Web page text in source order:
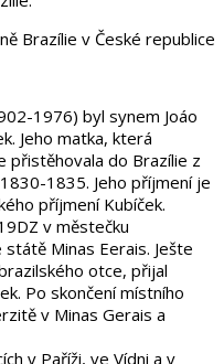
Brazílie v České republice
1976) byl synem Joáo
Jeho matka, která
přistěhovala do Brazílie z
1835. Jeho příjmení je
příjmení Kubíček.
v městečku
Minas Eerais. Ješte
otce, přijal
Po skončení místního
v Minas Gerais a
v Paříži, ve Vídni a v